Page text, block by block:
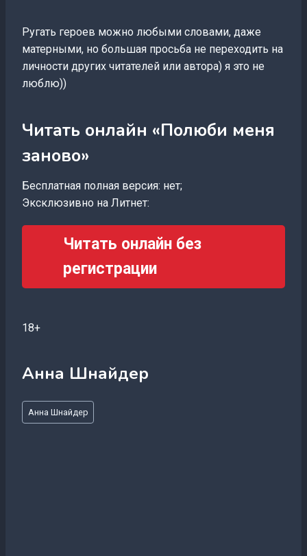
Ругать героев можно любыми словами, даже
матерными, но большая просьба не переходить на
личности других читателей или автора) я это не
люблю))
Читать онлайн «Полюби меня
заново»
Бесплатная полная версия: нет;
Эксклюзивно на Литнет:
Читать онлайн без
регистрации
18+
Анна Шнайдер
Метки
записи:
Анна Шнайдер